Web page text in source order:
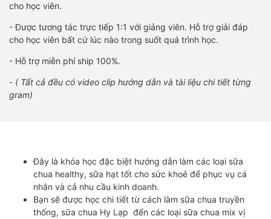
cho học viên.
- Được tương tác trực tiếp 1:1 với giảng viên. Hỗ trợ giải đáp
cho học viên bất cứ lúc nào trong suốt quá trình học.
- Hỗ trợ miễn phí ship 100%.
- ( Tất cả đều có video clip hướng dẫn và tài liệu chi tiết từng
gram)
Đây là khóa học đặc biệt hướng dẫn làm các loại sữa
chua healthy, sữa hạt tốt cho sức khoẻ để phục vụ cá
nhân và cả nhu cầu kinh doanh.
Bạn sẽ được học chi tiết từ cách làm sữa chua truyền
thống, sữa chua Hy Lạp đến các loại sữa chua mix vị